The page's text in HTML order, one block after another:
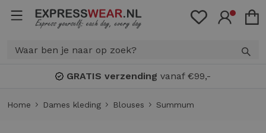
Bonuspunten: spaar voorKORTING!
Home Dames kleding Blouses Summum